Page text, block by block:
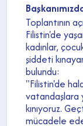
Toplantının
Filistin'de
kadınlar,
şiddeti
bulundu:
"Filistin'de
vatandaşlara
kınıyoruz.
mücadele